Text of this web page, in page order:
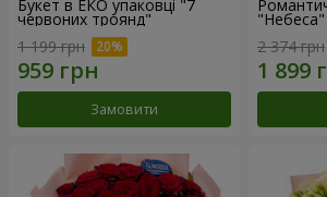
Букет в ЕКО упаковці "7
червоних троянд"
1 199 грн
Замовити
"Небеса"
2 374 грн